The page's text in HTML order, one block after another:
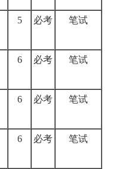
5 必考 笔试
6 必考 笔试
6 必考 笔试
6 必考 笔试